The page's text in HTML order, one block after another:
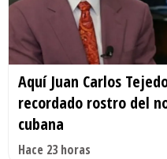
Aquí Juan Carlos
recordado rostro del
cubana
Hace 23 horas